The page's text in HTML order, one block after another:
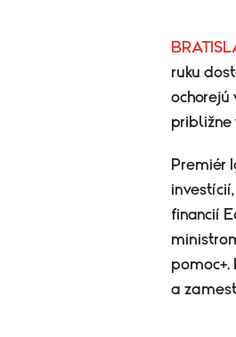
ruku
ochorejú
približne
Premiér
financií
a